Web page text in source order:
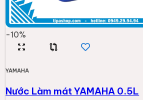
-10%
YAMAHA
Nước Làm mát YAMAHA 0.5L